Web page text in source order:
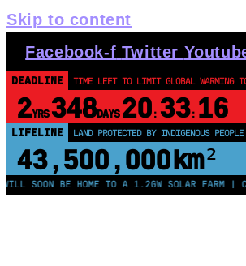
Skip to content
Facebook-f Twitter
DEADLINE TIME LEFT TO LIMIT GLOBAL WARMING
2YRS348DAYS 20: 33: 15
LIFELINE LOSS & DAMAGE OWED BY G7 NATIONS
$13 .83080734
BE HOME TO A 1.2GW SOLAR FARM | CHINA